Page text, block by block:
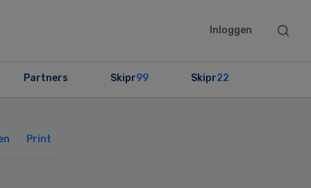
Inloggen
Search
Partners Skipr99 Skipr22
Print